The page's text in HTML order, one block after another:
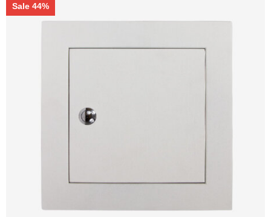
Sale 44%